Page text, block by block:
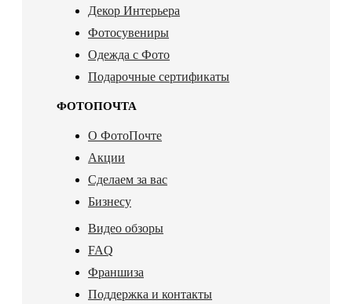
Декор Интерьера
Фотосувениры
Одежда с Фото
Подарочные сертификаты
ФОТОПОЧТА
О ФотоПочте
Акции
Сделаем за вас
Бизнесу
Видео обзоры
FAQ
Франшиза
Поддержка и контакты